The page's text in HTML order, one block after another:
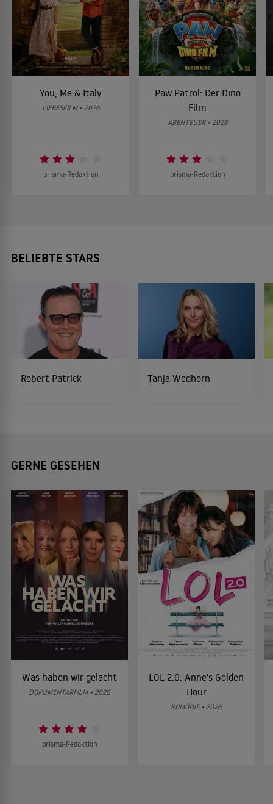
You, Me & Italy
LIEBESFILM • 2026
prisma-Redaktion
Paw Patrol: Der Dino
Film
ABENTEUER • 2026
prisma-Redaktion
BELIEBTE STARS
Robert Patrick Tanja Wedhorn
GERNE GESEHEN
Was haben wir gelacht
DOKUMENTARFILM • 2026
prisma-Redaktion
LOL 2.0: Anne’s Golden
Hour
KOMÖDIE • 2026